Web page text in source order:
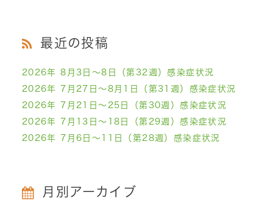
最近の投稿
2026年 8月3日～8日（第32週）感染症状況
2026年 7月27日～8月1日（第31週）感染症状況
2026年 7月21日～25日（第30週）感染症状況
2026年 7月13日～18日（第29週）感染症状況
2026年 7月6日～11日（第28週）感染症状況
月別アーカイブ